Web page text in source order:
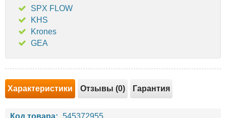
SPX FLOW
KHS
Krones
GEA
Характеристики Отзывы (0) Гарантия
Код товара: 545372955